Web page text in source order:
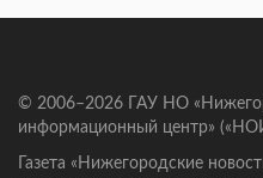
© 2006–2026 ГАУ НО
информационный центр»
Газета «Нижегородские